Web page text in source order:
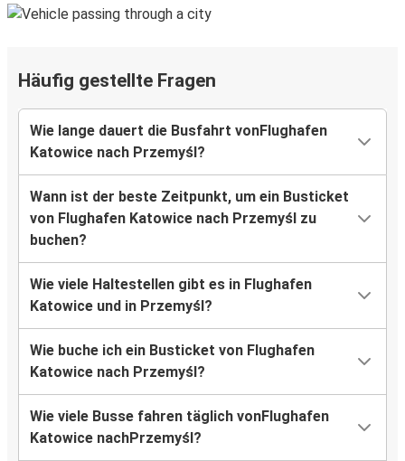
Häufig gestellte Fragen
Wie lange dauert die Busfahrt vonFlughafen
Katowice nach Przemyśl?
Wann ist der beste Zeitpunkt, um ein Busticket
von Flughafen Katowice nach Przemyśl zu
buchen?
Wie viele Haltestellen gibt es in Flughafen
Katowice und in Przemyśl?
Wie buche ich ein Busticket von Flughafen
Katowice nach Przemyśl?
Wie viele Busse fahren täglich vonFlughafen
Katowice nachPrzemyśl?